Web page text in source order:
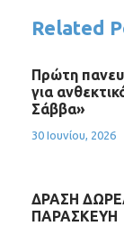
Related
Πρώτη
για
Σάββα»
30 Ιουνίου, 2026
ΔΡΑΣΗ
ΠΑΡΑΣΚΕΥΗ